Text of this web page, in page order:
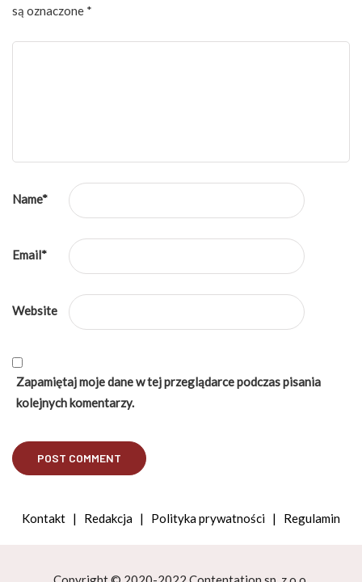
są oznaczone *
Name*
Email*
Website
Zapamiętaj moje dane w tej przeglądarce podczas pisania
kolejnych komentarzy.
Kontakt | Redakcja | Polityka prywatności | Regulamin